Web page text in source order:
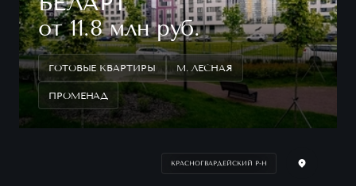
от 11.8 млн руб.
ГОТОВЫЕ КВАРТИРЫ М. ЛЕСНАЯ
ПРОМЕНАД
КРАСНОГВАРДЕЙСКИЙ Р-Н